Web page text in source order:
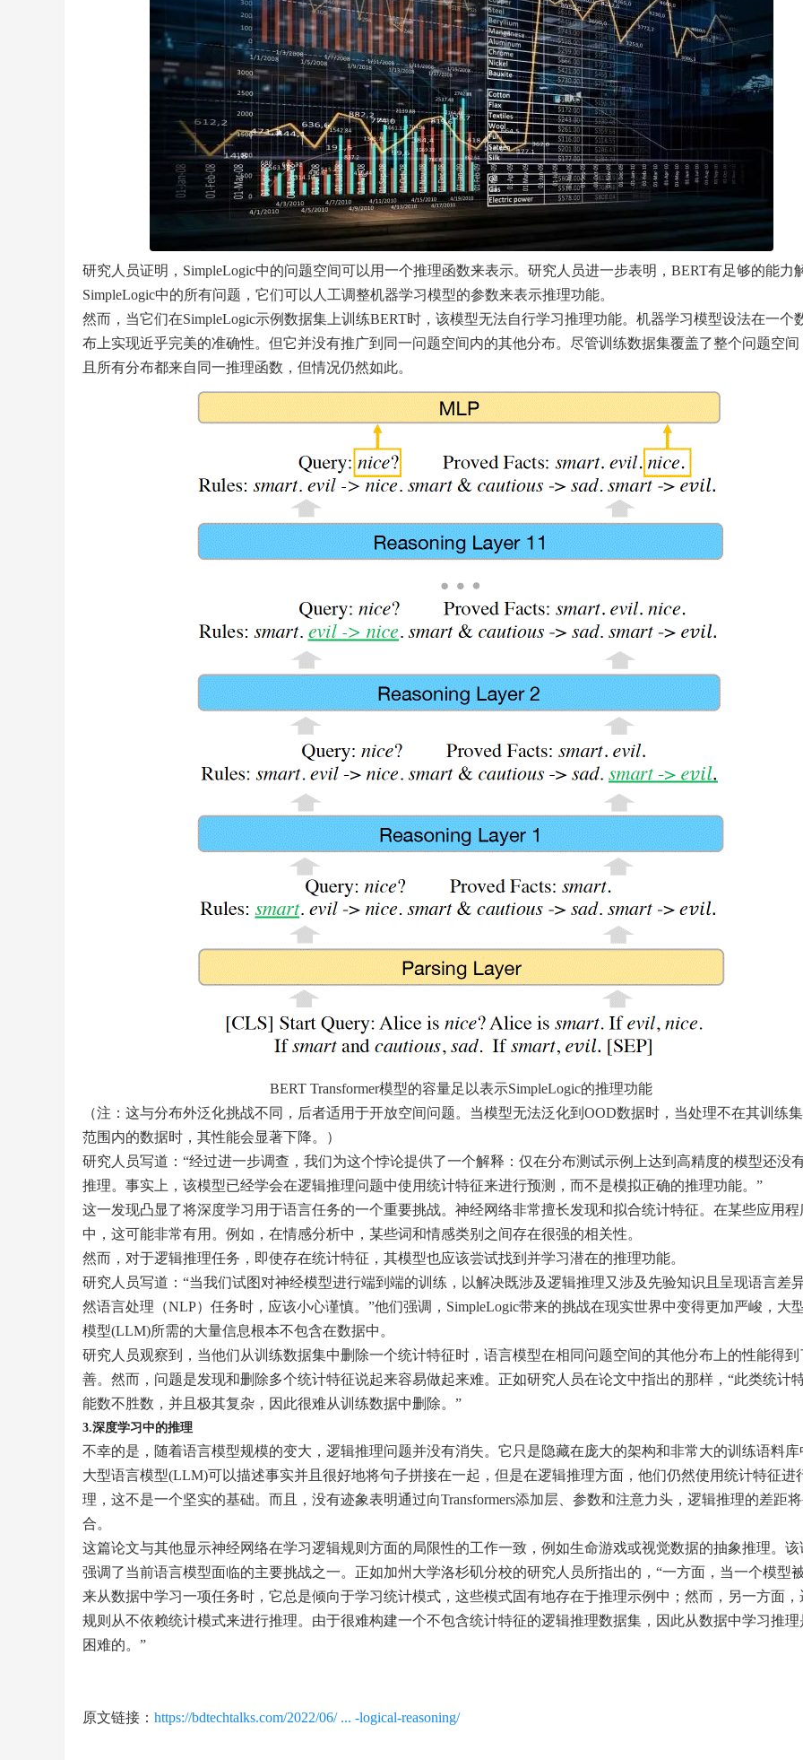
研究人员证明，SimpleLogic中的问题空间可以用一个推理函数来表示。研究人员进一步表明，BERT有足够的能力
SimpleLogic中的所有问题，它们可以人工调整机器学习模型的参数来表示推理功能。
然而，当它们在SimpleLogic示例数据集上训练BERT时，该模型无法自行学习推理功能。机器学习模型设法在一个
布上实现近乎完美的准确性。但它并没有推广到同一问题空间内的其他分布。尽管训练数据集覆盖了整个问题空间
且所有分布都来自同一推理函数，但情况仍然如此。
​BERT Transformer模型的容量足以表示SimpleLogic的推理功能
（注：这与分布外泛化挑战不同，后者适用于开放空间问题。当模型无法泛化到OOD数据时，当处理不在其训练
范围内的数据时，其性能会显著下降。）
研究人员写道：“经过进一步调查，我们为这个悖论提供了一个解释：仅在分布测试示例上达到高精度的模型还没
推理。事实上，该模型已经学会在逻辑推理问题中使用统计特征来进行预测，而不是模拟正确的推理功能。”
这一发现凸显了将深度学习用于语言任务的一个重要挑战。神经网络非常擅长发现和拟合统计特征。在某些应用程
中，这可能非常有用。例如，在情感分析中，某些词和情感类别之间存在很强的相关性。
然而，对于逻辑推理任务，即使存在统计特征，其模型也应该尝试找到并学习潜在的推理功能。
研究人员写道：“当我们试图对神经模型进行端到端的训练，以解决既涉及逻辑推理又涉及先验知识且呈现语言差
然语言处理（NLP）任务时，应该小心谨慎。”他们强调，SimpleLogic带来的挑战在现实世界中变得更加严峻，大
模型(LLM)所需的大量信息根本不包含在数据中。
研究人员观察到，当他们从训练数据集中删除一个统计特征时，语言模型在相同问题空间的其他分布上的性能得到
善。然而，问题是发现和删除多个统计特征说起来容易做起来难。正如研究人员在论文中指出的那样，“此类统计
能数不胜数，并且极其复杂，因此很难从训练数据中删除。”
3.​深度学习中的推理
不幸的是，随着语言模型规模的变大，逻辑推理问题并没有消失。它只是隐藏在庞大的架构和非常大的训练语料库
大型语言模型(LLM)可以描述事实并且很好地将句子拼接在一起，但是在逻辑推理方面，他们仍然使用统计特征进
理，这不是一个坚实的基础。而且，没有迹象表明通过向Transformers添加层、参数和注意力头，逻辑推理的差距
合。
这篇论文与其他显示神经网络在学习逻辑规则方面的局限性的工作一致，例如生命游戏或视觉数据的抽象推理。该
强调了当前语言模型面临的主要挑战之一。正如加州大学洛杉矶分校的研究人员所指出的，“一方面，当一个模型
来从数据中学习一项任务时，它总是倾向于学习统计模式，这些模式固有地存在于推理示例中；然而，另一方面，
规则从不依赖统计模式来进行推理。由于很难构建一个不包含统计特征的逻辑推理数据集，因此从数据中学习推理
困难的。”
原文链接： https://bdtechtalks.com/2022/06/ ... -logical-reasoning/